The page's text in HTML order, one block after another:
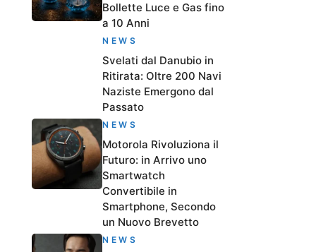
Bollette Luce e Gas fino
a 10 Anni
NEWS
Svelati dal Danubio in
Ritirata: Oltre 200 Navi
Naziste Emergono dal
Passato
NEWS
Motorola Rivoluziona il
Futuro: in Arrivo uno
Smartwatch
Convertibile in
Smartphone, Secondo
un Nuovo Brevetto
NEWS